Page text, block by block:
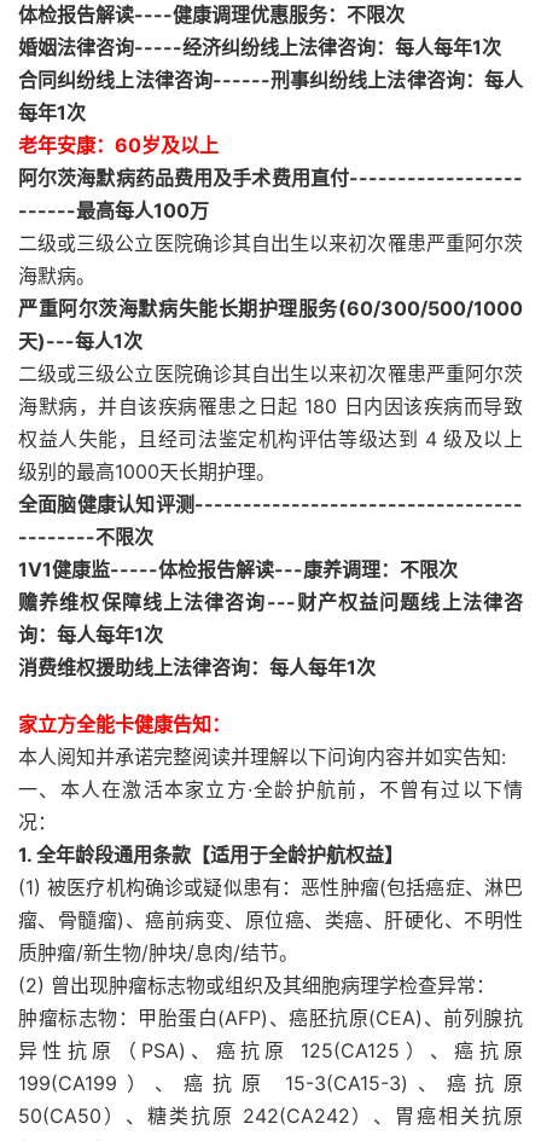
体检报告解读----健康调理优惠服务：不限次
婚姻法律咨询-----经济纠纷线上法律咨询：每人每年1次
合同纠纷线上法律咨询------刑事纠纷线上法律咨询：每人
每年1次
老年安康：60岁及以上
阿尔茨海默病药品费用及手术费用直付------------------
------最高每人100万
二级或三级公立医院确诊其自出生以来初次罹患严重阿尔茨
海默病。
严重阿尔茨海默病失能长期护理服务(60/300/500/1000
天)---每人1次
二级或三级公立医院确诊其自出生以来初次罹患严重阿尔茨
海默病，并自该疾病罹患之日起 180 日内因该疾病而导致
权益人失能，且经司法鉴定机构评估等级达到 4 级及以上
级别的最高1000天长期护理。
全面脑健康认知评测----------------------------------
--------不限次
1V1健康监-----体检报告解读---康养调理：不限次
赡养维权保障线上法律咨询---财产权益问题线上法律咨
询：每人每年1次
消费维权援助线上法律咨询：每人每年1次
家立方全能卡健康告知：
本人阅知并承诺完整阅读并理解以下问询内容并如实告知:
一、本人在激活本家立方·全龄护航前，不曾有过以下情
况：
1. 全年龄段通用条款【适用于全龄护航权益】
(1) 被医疗机构确诊或疑似患有：恶性肿瘤(包括癌症、淋巴
瘤、骨髓瘤)、癌前病变、原位癌、类癌、肝硬化、不明性
质肿瘤/新生物/肿块/息肉/结节。
(2) 曾出现肿瘤标志物或组织及其细胞病理学检查异常：
肿瘤标志物：甲胎蛋白(AFP)、癌胚抗原(CEA)、前列腺抗
异性抗原（PSA)、癌抗原 125(CA125）、癌抗原
199(CA199）、癌抗原 15-3(CA15-3)、癌抗原
50(CA50）、糖类抗原 242(CA242）、胃癌相关抗原